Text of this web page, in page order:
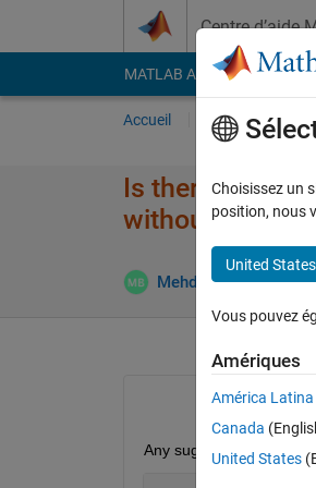
Centre d’aide
MATLAB Answers File
Accueil Poser une
Is there
without loosing
Mehdi 12 Déc 2023
Any suggestion to
Choisissez un
position, nous
United States
Vous pouvez
Amériques
América Latina
Canada
United States